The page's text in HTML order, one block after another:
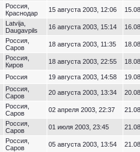
Россия,
Краснодар
15 августа 2003, 12:06
Latvija,
Daugavpils
16 августа 2003, 15:14
Россия,
Саров
18 августа 2003, 11:35
Россия,
Киров
18 августа 2003, 22:55
Россия 19 августа 2003, 14:58
Россия,
Саров
20 августа 2003, 13:34
Россия,
Саров
02 апреля 2003, 22:37
Россия,
Саров
01 июля 2003, 23:45
Россия,
Саров
05 августа 2003, 13:54